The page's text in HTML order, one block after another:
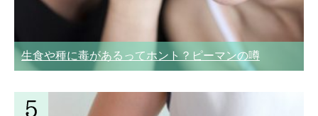
生食や種に毒があるってホント？ピーマンの噂